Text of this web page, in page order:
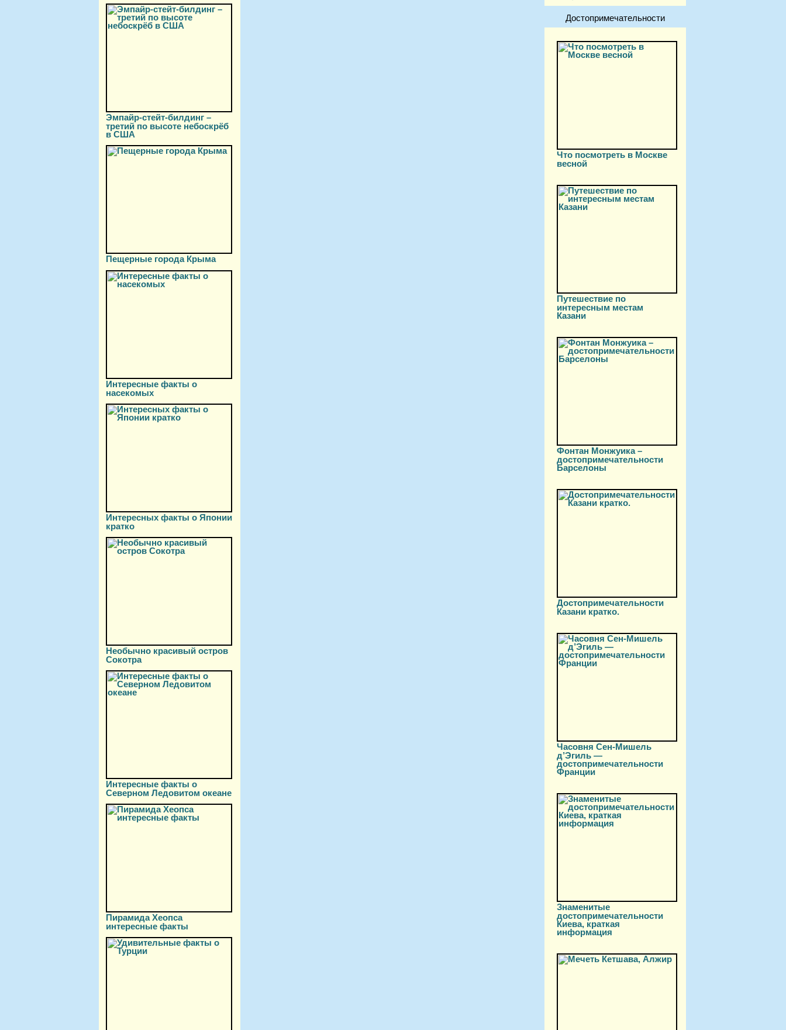
Эмпайр-стейт-билдинг –
третий по высоте небоскрёб
в США
Пещерные города Крыма
Интересные факты о
насекомых
Интересных факты о Японии
кратко
Необычно красивый остров
Сокотра
Интересные факты о
Северном Ледовитом океане
Пирамида Хеопса
интересные факты
Достопримечательности
Что посмотреть в Москве
весной
Путешествие по
интересным местам
Казани
Фонтан Монжуика –
достопримечательности
Барселоны
Достопримечательности
Казани кратко.
Часовня Сен-Мишель
д’Эгиль —
достопримечательности
Франции
Знаменитые
достопримечательности
Киева, краткая
информация